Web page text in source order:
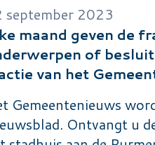
september 2023
maand geven de
of
van het
Gemeentenieuws
Ontvangt u